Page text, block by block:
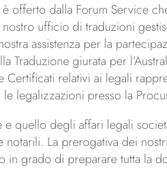
offerto dalla Forum Service
ufficio di traduzioni
assistenza per la
Traduzione giurata per
relativi ai legali
legalizzazioni presso la
quello degli affari legali
La prerogativa dei
in grado di preparare tutta la